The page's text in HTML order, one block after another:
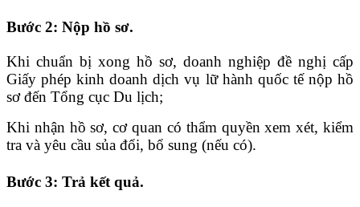
Bước 2: Nộp hồ sơ.
Khi chuẩn bị xong hồ sơ, doanh nghiệp đề nghị cấp
Giấy phép kinh doanh dịch vụ lữ hành quốc tế nộp hồ
sơ đến Tổng cục Du lịch;
Khi nhận hồ sơ, cơ quan có thẩm quyền xem xét, kiểm
tra và yêu cầu sủa đổi, bổ sung (nếu có).
Bước 3: Trả kết quả.